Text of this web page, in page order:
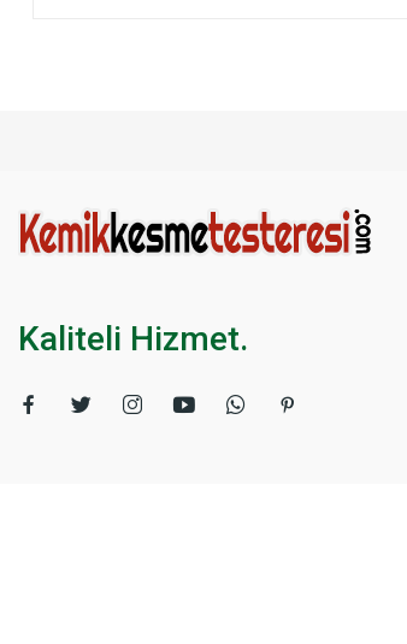
Kaliteli Hizmet.